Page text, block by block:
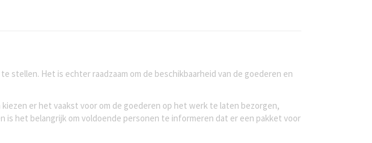
Het is echter raadzaam om de beschikbaarheid van de goederen en
er het vaakst voor om de goederen op het werk te laten bezorgen,
het belangrijk om voldoende personen te informeren dat er een pakket voor